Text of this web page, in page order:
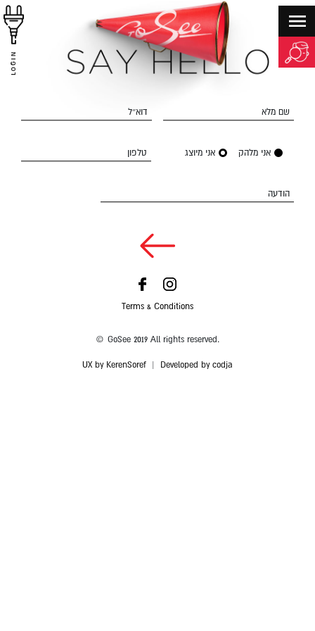
LOGIN
שם מלא דוא״ל
אני מלהק אני מיוצג טלפון
הודעה
Terms & Conditions
© GoSee 2019 All rights reserved.
UX by KerenSoref Developed by codja